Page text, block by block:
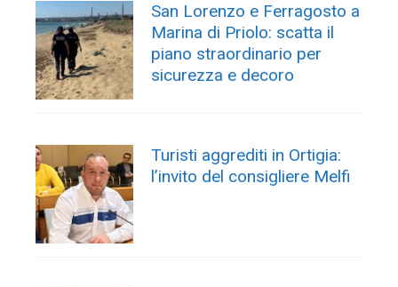
San Lorenzo e Ferragosto a
Marina di Priolo: scatta il
piano straordinario per
sicurezza e decoro
Turisti aggrediti in Ortigia:
l’invito del consigliere Melfi